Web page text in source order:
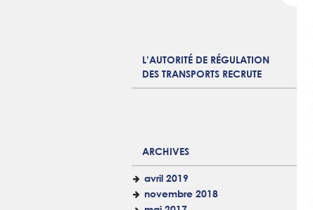
L’AUTORITÉ DE RÉGULATION
DES TRANSPORTS RECRUTE
ARCHIVES
avril 2019
novembre 2018